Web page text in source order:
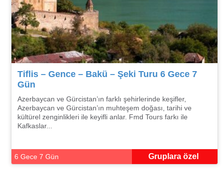
Tiflis – Gence – Bakü – Şeki Turu 6 Gece 7
Gün
Azerbaycan ve Gürcistan’ın farklı şehirlerinde keşifler,
Azerbaycan ve Gürcistan’ın muhteşem doğası, tarihi ve
kültürel zenginlikleri ile keyifli anlar. Fmd Tours farkı ile
Kafkaslar...
6 Gece 7 Gün Gruplara özel